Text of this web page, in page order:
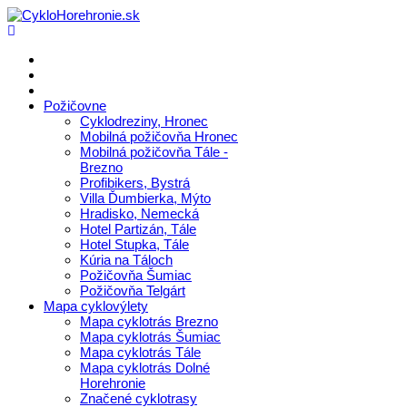
Požičovne
Cyklodreziny, Hronec
Mobilná požičovňa Hronec
Mobilná požičovňa Tále -
Brezno
Profibikers, Bystrá
Villa Ďumbierka, Mýto
Hradisko, Nemecká
Hotel Partizán, Tále
Hotel Stupka, Tále
Kúria na Táloch
Požičovňa Šumiac
Požičovňa Telgárt
Mapa cyklovýlety
Mapa cyklotrás Brezno
Mapa cyklotrás Šumiac
Mapa cyklotrás Tále
Mapa cyklotrás Dolné
Horehronie
Značené cyklotrasy